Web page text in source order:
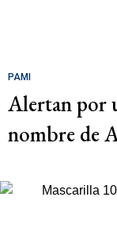
PAMI
Alertan por
nombre de